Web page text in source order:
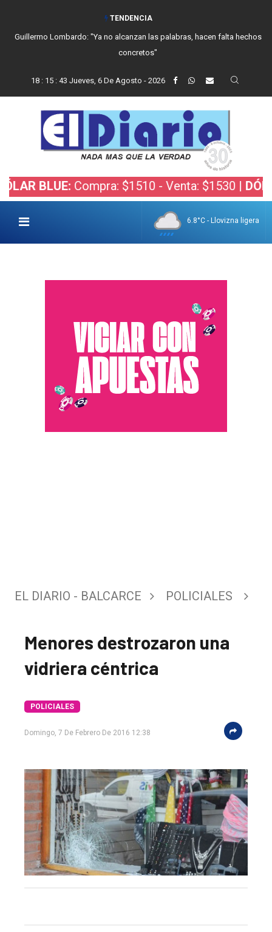
TENDENCIA
Guillermo Lombardo: "Ya no alcanzan las palabras, hacen falta hechos
concretos"
18: 15: 43 Jueves, 6 De Agosto - 2026
BLUE: Compra: $1510 - Venta: $1530 |DÓLAR
6.8°C - Llovizna ligera
único
Inicio
Tendencia
Int.
General
Política
Entrevistas
EL DIARIO - BALCARCE POLICIALES
Menores destrozaron una
vidriera céntrica
POLICIALES
Domingo, 7 De Febrero De 2016 12:38